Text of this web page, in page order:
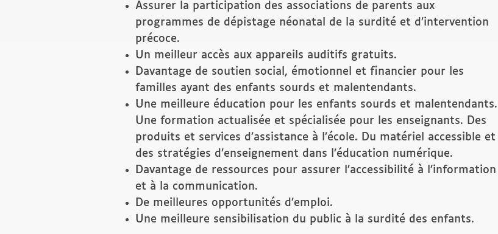
Assurer la participation des associations de parents aux
programmes de dépistage néonatal de la surdité et d’intervention
précoce.
Un meilleur accès aux appareils auditifs gratuits.
Davantage de soutien social, émotionnel et financier pour les
familles ayant des enfants sourds et malentendants.
Une meilleure éducation pour les enfants sourds et malentendants.
Une formation actualisée et spécialisée pour les enseignants. Des
produits et services d’assistance à l’école. Du matériel accessible et
des stratégies d’enseignement dans l’éducation numérique.
Davantage de ressources pour assurer l’accessibilité à l’information
et à la communication.
De meilleures opportunités d’emploi.
Une meilleure sensibilisation du public à la surdité des enfants.